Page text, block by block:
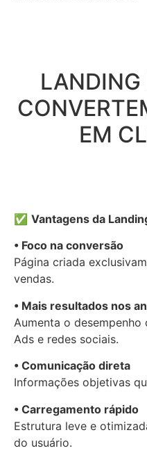
LANDING
EM
✅ Vantagens da
• Foco na conversão
Página criada
vendas.
• Mais resultados nos
Aumenta o desempenho
Ads e redes sociais.
• Comunicação direta
Informações objetivas
• Carregamento rápido
Estrutura leve e
do usuário.